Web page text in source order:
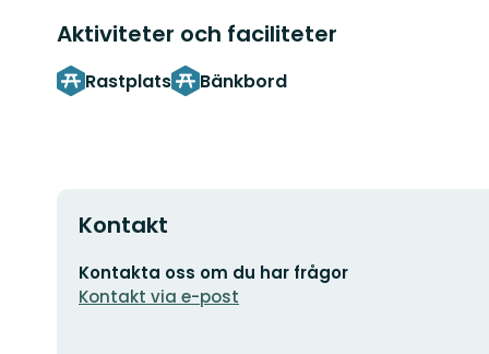
Aktiviteter och faciliteter
Rastplats Bänkbord
Kontakt
E-
postadress
Kontakta oss om du har frågor
Kontakt via e-post